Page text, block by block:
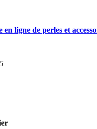
ligne de perles et